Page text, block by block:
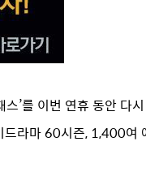
’를 이번 연휴 동안 다
드라마 60시즌, 1,400